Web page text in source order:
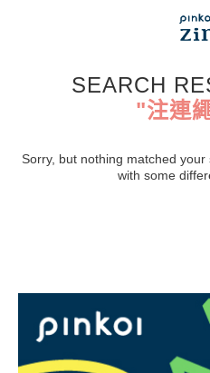
SEARCH
"注連
Sorry, but nothing matched
with some